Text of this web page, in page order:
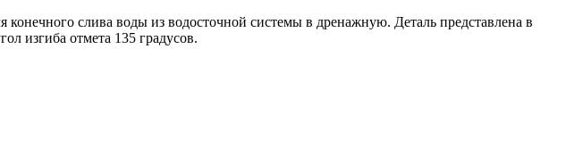
слива воды из водосточной системы в дренажную. Деталь представлена в
изгиба отмета 135 градусов.